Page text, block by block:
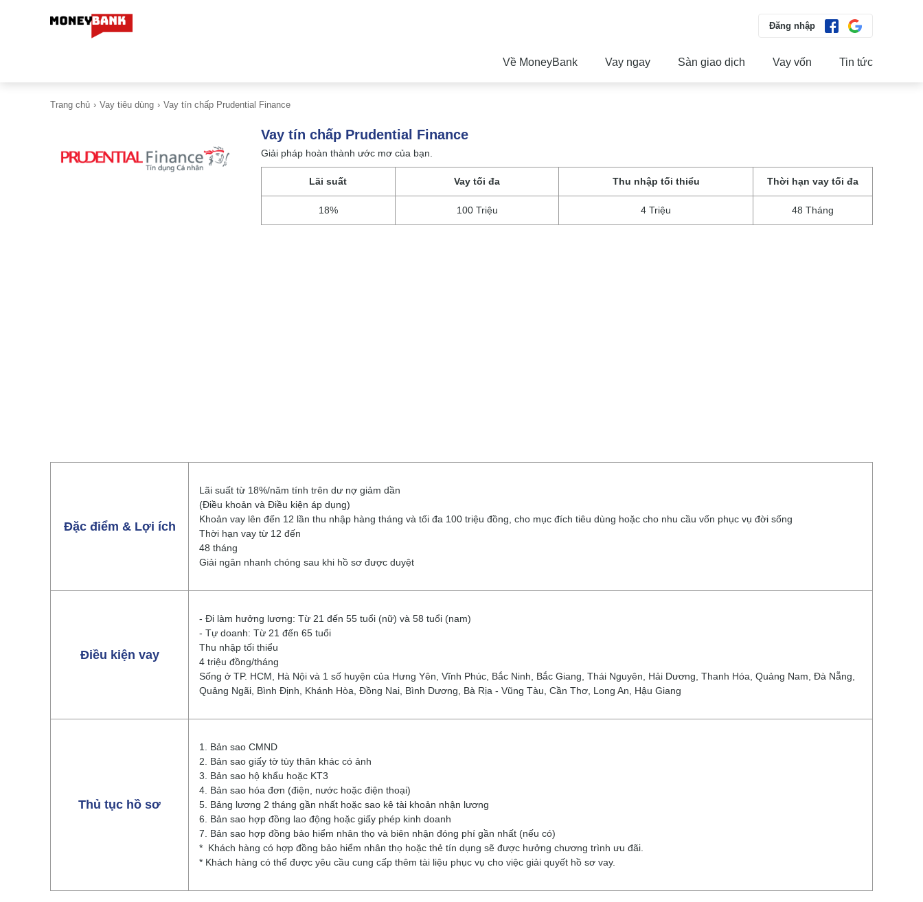
Đăng nhập
Về MoneyBank Vay ngay Sàn giao dịch Vay vốn Tin tức
Trang chủ Vay tiêu dùng Vay tín chấp Prudential Finance
Vay tín chấp Prudential Finance
Giải pháp hoàn thành ước mơ của bạn.
Lãi suất
18%
Vay tối đa
100 Triệu
Thu nhập tối thiểu
4 Triệu
Thời hạn vay tối đa
48 Tháng
Đặc điểm & Lợi ích
Lãi suất từ 18%/năm tính trên dư nợ giảm dần
(Điều khoản và Điều kiện áp dụng)
Khoản vay lên đến 12 lần thu nhập hàng tháng và tối đa 100 triệu đồng, cho mục đích tiêu dùng hoặc cho nhu cầu vốn phục vụ đời sống
Thời hạn vay từ 12 đến
48 tháng
Giải ngân nhanh chóng sau khi hồ sơ được duyệt
Điều kiện vay
- Đi làm hưởng lương: Từ 21 đến 55 tuổi (nữ) và 58 tuổi (nam)
- Tự doanh: Từ 21 đến 65 tuổi
Thu nhập tối thiểu
4 triệu đồng/tháng
Sống ở TP. HCM, Hà Nội và 1 số huyện của Hưng Yên, Vĩnh Phúc, Bắc Ninh, Bắc Giang, Thái Nguyên, Hải Dương, Thanh Hóa, Quảng Nam, Đà Nẵng,
Quảng Ngãi, Bình Định, Khánh Hòa, Đồng Nai, Bình Dương, Bà Rịa - Vũng Tàu, Cần Thơ, Long An, Hậu Giang
Thủ tục hồ sơ
1. Bản sao CMND
2. Bản sao giấy tờ tùy thân khác có ảnh
3. Bản sao hộ khẩu hoặc KT3
4. Bản sao hóa đơn (điện, nước hoặc điện thoại)
5. Bảng lương 2 tháng gần nhất hoặc sao kê tài khoản nhận lương
6. Bản sao hợp đồng lao động hoặc giấy phép kinh doanh
7. Bản sao hợp đồng bảo hiểm nhân thọ và biên nhận đóng phí gần nhất (nếu có)
* Khách hàng có hợp đồng bảo hiểm nhân thọ hoặc thẻ tín dụng sẽ được hưởng chương trình ưu đãi.
* Khách hàng có thể được yêu cầu cung cấp thêm tài liệu phục vụ cho việc giải quyết hồ sơ vay.